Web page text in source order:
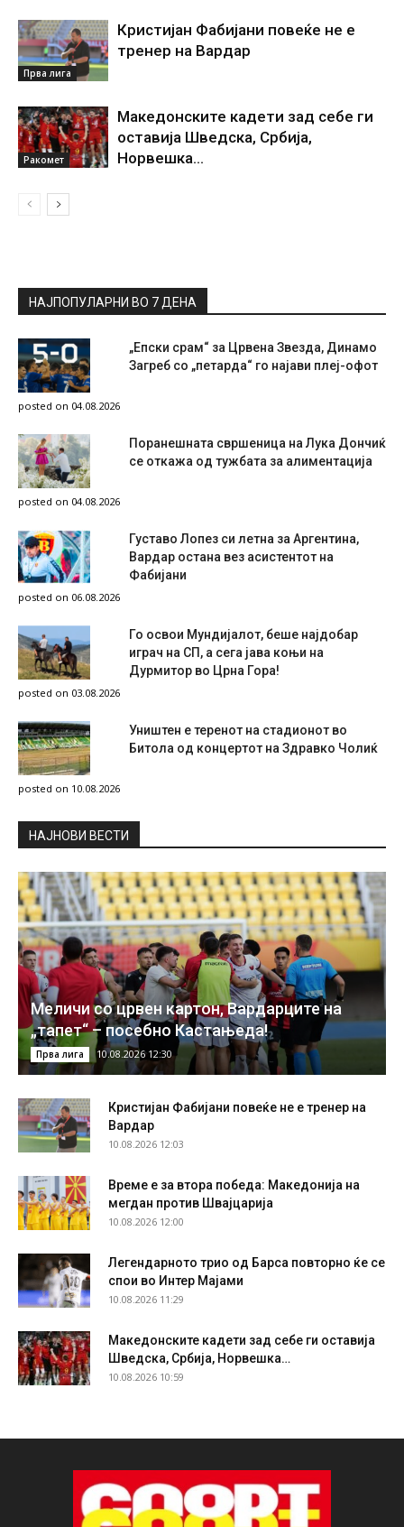
Прва лига
Кристијан Фабијани повеќе не е
тренер на Вардар
Ракомет
Македонските кадети зад себе ги
оставија Шведска, Србија,
Норвешка…
НАЈПОПУЛАРНИ ВО 7 ДЕНА
„Епски срам“ за Црвена Звезда, Динамо
Загреб со „петарда“ го најави плеј-офот
posted on 04.08.2026
Поранешната свршеница на Лука Дончиќ
се откажа од тужбата за алиментација
posted on 04.08.2026
Густаво Лопез си летна за Аргентина,
Вардар остана вез асистентот на
Фабијани
posted on 06.08.2026
Го освои Мундијалот, беше најдобар
играч на СП, а сега јава коњи на
Дурмитор во Црна Гора!
posted on 03.08.2026
Уништен е теренот на стадионот во
Битола од концертот на Здравко Чолиќ
posted on 10.08.2026
НAЈНОВИ ВЕСТИ
Меличи со црвен картон, Вардарците на
„тапет“ – посебно Кастањеда!
Прва лига 10.08.2026 12:30
Кристијан Фабијани повеќе не е тренер на
Вардар
10.08.2026 12:03
Време е за втора победа: Македонија на
мегдан против Швајцарија
10.08.2026 12:00
Легендарното трио од Барса повторно ќе се
спои во Интер Мајами
10.08.2026 11:29
Македонските кадети зад себе ги оставија
Шведска, Србија, Норвешка…
10.08.2026 10:59